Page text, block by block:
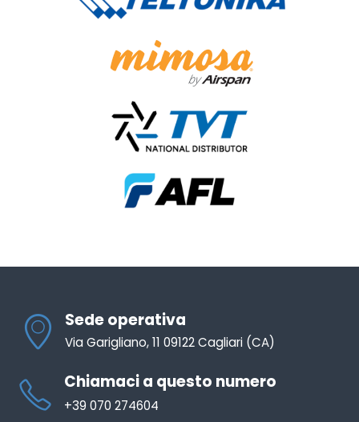
Sede operativa
Via Garigliano, 11 09122 Cagliari (CA)
Chiamaci a questo numero
+39 070 274604